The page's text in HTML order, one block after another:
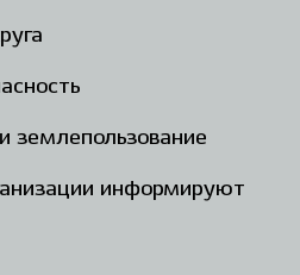
землепользование
информируют